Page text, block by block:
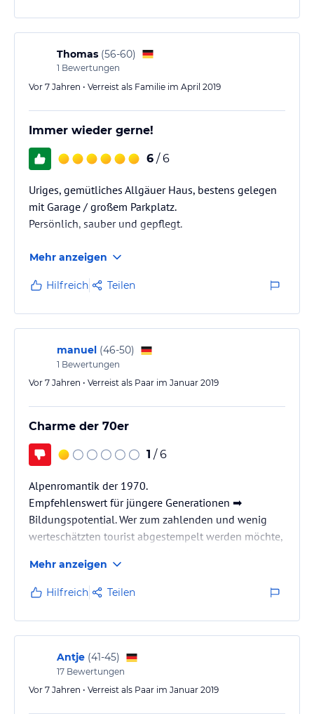
Thomas (56-60)
1 Bewertungen
Vor 7 Jahren • Verreist als Familie im April 2019
Immer wieder gerne!
6 / 6
Uriges, gemütliches Allgäuer Haus, bestens gelegen
mit Garage / großem Parkplatz.
Persönlich, sauber und gepflegt.
Mehr anzeigen
Hilfreich Teilen
manuel (46-50)
1 Bewertungen
Vor 7 Jahren • Verreist als Paar im Januar 2019
Charme der 70er
1 / 6
Alpenromantik der 1970.
Empfehlenswert für jüngere Generationen ➡️
Bildungspotential. Wer zum zahlenden und wenig
werteschätzten tourist abgestempelt werden möchte,
stellen lassen. Allen anderen die auf eine angenehme
oder freundliche Atmosphäre hoffen, sei von dieser
Dependance abgeraten!
Mehr anzeigen
Hilfreich Teilen
Antje (41-45)
17 Bewertungen
Vor 7 Jahren • Verreist als Paar im Januar 2019